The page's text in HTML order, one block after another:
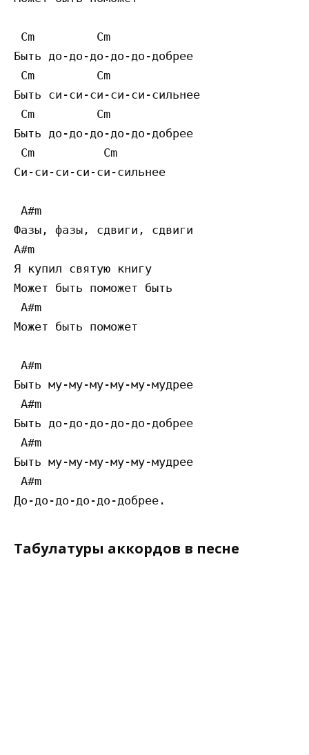
Cm         Cm
Быть до-до-до-до-до-добрее
Cm         Cm
Быть си-си-си-си-си-сильнее
Cm         Cm
Быть до-до-до-до-до-добрее
Cm          Cm
Си-си-си-си-си-сильнее
A#m
Фазы, фазы, сдвиги, сдвиги
A#m
Я купил святую книгу
Может быть поможет быть
A#m
Может быть поможет
A#m
Быть му-му-му-му-му-мудрее
A#m
Быть до-до-до-до-до-добрее
A#m
Быть му-му-му-му-му-мудрее
A#m
Табулатуры аккордов в песне